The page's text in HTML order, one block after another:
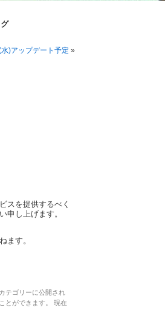
)アップデート予定 »
スを提供するべく
申し上げます。
ます。
テゴリーに公開され
とができます。 現在